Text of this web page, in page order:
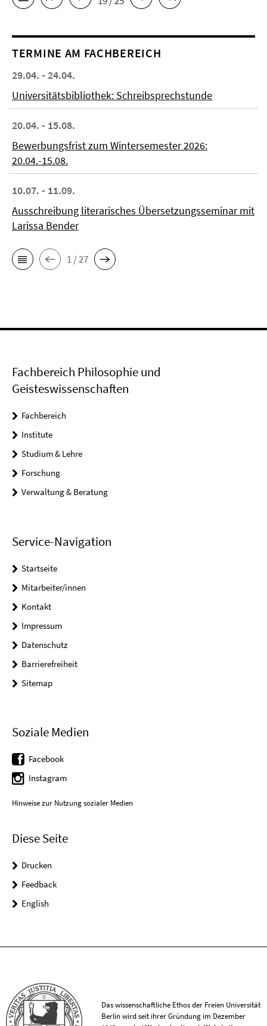
TERMINE AM FACHBEREICH
29.04. - 24.04.
Universitätsbibliothek: Schreibsprechstunde
20.04. - 15.08.
Bewerbungsfrist zum Wintersemester 2026:
20.04.-15.08.
10.07. - 11.09.
Ausschreibung literarisches Übersetzungsseminar mit
Larissa Bender
1 / 27
Fachbereich Philosophie und
Geisteswissenschaften
Fachbereich
Institute
Studium & Lehre
Forschung
Verwaltung & Beratung
Service-Navigation
Startseite
Mitarbeiter/innen
Kontakt
Impressum
Datenschutz
Barrierefreiheit
Sitemap
Soziale Medien
Facebook
Instagram
Hinweise zur Nutzung sozialer Medien
Diese Seite
Drucken
Feedback
English
Das wissenschaftliche Ethos der Freien Universität
Berlin wird seit ihrer Gründung im Dezember